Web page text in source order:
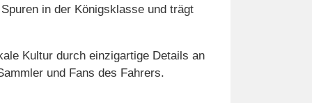
in der Königsklasse und trägt
Kultur durch einzigartige Details an
und Fans des Fahrers.